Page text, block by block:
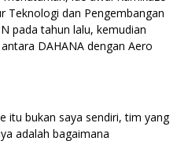
Teknologi dan Pengembangan
pada tahun lalu, kemudian
DAHANA dengan Aero
itu bukan saya sendiri, tim yang
adalah bagaimana